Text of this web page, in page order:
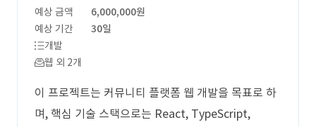
예상 금액
6,000,000원
예상 기간
30일
개발
웹 외 2개
이 프로젝트는 커뮤니티 플랫폼 웹 개발을 목표로 하
며, 핵심 기술 스택으로는 React, TypeScript,